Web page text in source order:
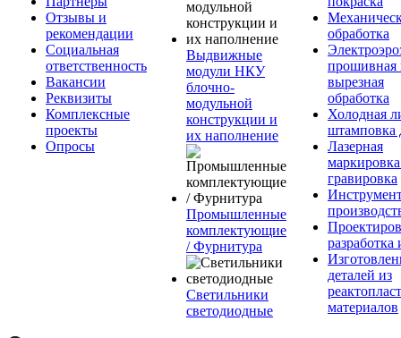
Отзывы и
рекомендации
Социальная
ответственность
Вакансии
Реквизиты
Комплексные
проекты
Опросы
Выдвижные
модули НКУ
блочно-
модульной
конструкции и
их наполнение
Промышленные
комплектующие
/ Фурнитура
Светильники
светодиодные
обработка
прошивная
вырезная
обработка
Холодная
штамповка
Лазерная
гравировка
разработка
деталей из
материалов